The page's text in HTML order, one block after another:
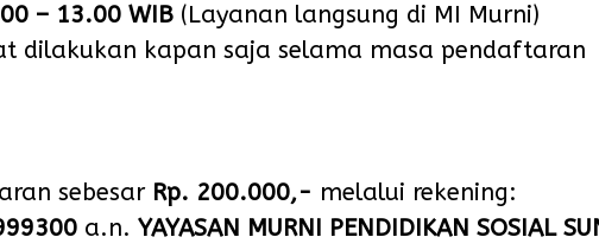
– 13.00 WIB (Layanan langsung di MI Murni)
dilakukan kapan saja selama masa pendaftaran
sebesar Rp. 200.000,- melalui rekening:
a.n. YAYASAN MURNI PENDIDIKAN SOSIAL